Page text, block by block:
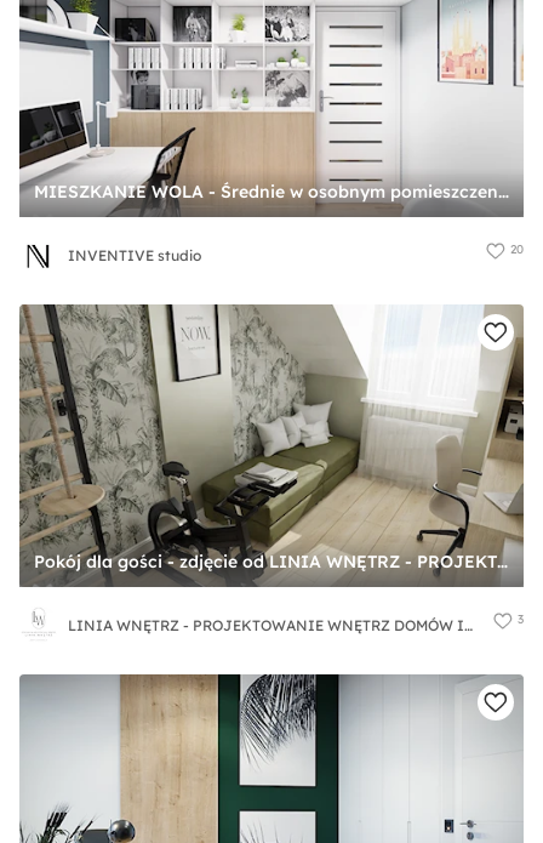
MIESZKANIE WOLA - Średnie w osobnym pomieszczeniu białe szare z fotografiami na ścianie biuro, styl skandynawski - zdjęcie od INVENTIVE studio
INVENTIVE studio 20
Pokój dla gości - zdjęcie od LINIA WNĘTRZ - PROJEKTOWANIE WNĘTRZ DOMÓW I MIESZKAŃ
LINIA WNĘTRZ - PROJEKTOWANIE WNĘTRZ DOMÓW I MIESZKAŃ 3